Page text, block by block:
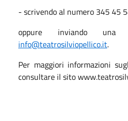
- scrivendo al numero 345 45
oppure inviando una
info@teatrosilviopellico.it.
Per maggiori informazioni
consultare il sito